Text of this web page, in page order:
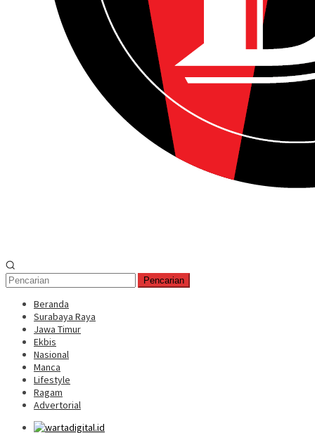
Pencarian
Beranda
Surabaya Raya
Jawa Timur
Ekbis
Nasional
Manca
Lifestyle
Ragam
Advertorial